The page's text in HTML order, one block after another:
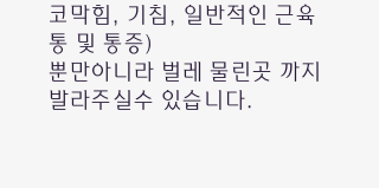
코막힘, 기침, 일반적인 근육
통 및 통증)
뿐만아니라 벌레 물린곳 까지
발라주실수 있습니다.